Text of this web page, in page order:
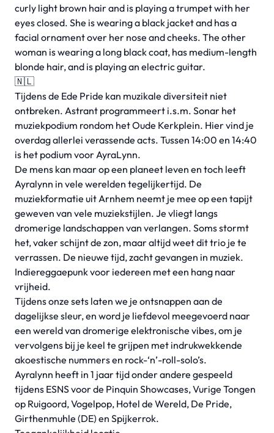
curly light brown hair and is playing a trumpet with her
eyes closed. She is wearing a black jacket and has a
facial ornament over her nose and cheeks. The other
woman is wearing a long black coat, has medium-length
blonde hair, and is playing an electric guitar.
🇳🇱
Tijdens de Ede Pride kan muzikale diversiteit niet
ontbreken. Astrant programmeert i.s.m. Sonar het
muziekpodium rondom het Oude Kerkplein. Hier vind je
overdag allerlei verassende acts. Tussen 14:00 en 14:40
is het podium voor AyraLynn.
De mens kan maar op een planeet leven en toch leeft
Ayralynn in vele werelden tegelijkertijd. De
muziekformatie uit Arnhem neemt je mee op een tapijt
geweven van vele muziekstijlen. Je vliegt langs
dromerige landschappen van verlangen. Soms stormt
het, vaker schijnt de zon, maar altijd weet dit trio je te
verrassen. De nieuwe tijd, zacht gevangen in muziek.
Indiereggaepunk voor iedereen met een hang naar
vrijheid.
Tijdens onze sets laten we je ontsnappen aan de
dagelijkse sleur, en word je liefdevol meegevoerd naar
een wereld van dromerige elektronische vibes, om je
vervolgens bij je keel te grijpen met indrukwekkende
akoestische nummers en rock-‘n’-roll-solo’s.
Ayralynn heeft in 1 jaar tijd onder andere gespeeld
tijdens ESNS voor de Pinquin Showcases, Vurige Tongen
op Ruigoord, Vogelpop, Hotel de Wereld, De Pride,
Girthenmuhle (DE) en Spijkerrok.